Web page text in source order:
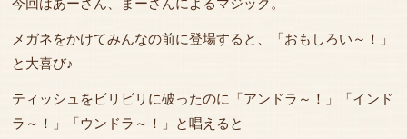
メガネをかけてみんなの前に登場すると、「おもしろい～！」
と大喜び♪
ティッシュをビリビリに破ったのに「アンドラ～！」「インド
ラ～！」「ウンドラ～！」と唱えると